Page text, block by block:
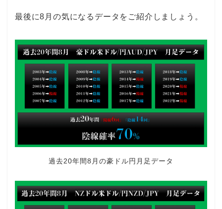
最後に8月の気になるデータをご紹介しましょう。
過去20年間8月の豪ドル円月足データ